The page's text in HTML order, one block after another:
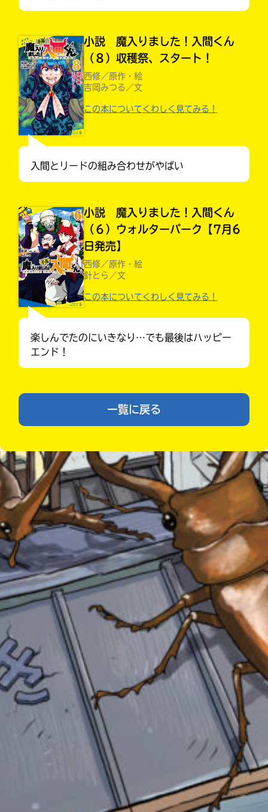
Loading...
見られる
みんなの絵が
見られる
ギャラリー
小説 魔入りました！入間くん
（８）収穫祭、スタート！
西修／原作・絵
吉岡みつる／文
この本についてくわしく見てみる！
入間とリードの組み合わせがやばい
小説 魔入りました！入間くん
（６）ウォルターパーク【7月6
日発売】
西修／原作・絵
針とら／文
この本についてくわしく見てみる！
楽しんでたのにいきなり…でも最後はハッピー
エンド！
一覧に戻る
い
え
入
内
容
あ
る
で、
も
う
一
度
認
し
て
み
戻